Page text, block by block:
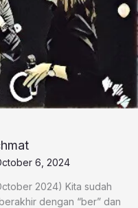
6, 2024
2024) Kita sudah
dengan “ber” dan